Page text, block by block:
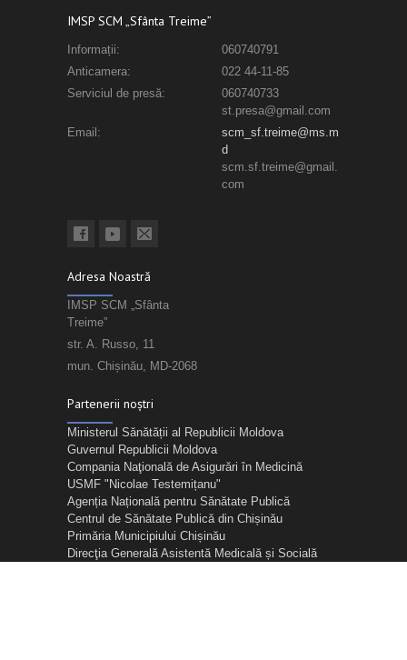
IMSP SCM „Sfânta Treime”
Informații:
060740791
Anticamera:
022 44-11-85
Serviciul de presă:
060740733
st.presa@gmail.com
Email:
scm_sf.treime@ms.m
d
scm.sf.treime@gmail.
com
Adresa Noastră
IMSP SCM „Sfânta
Treime”
str. A. Russo, 11
mun. Chișinău, MD-2068
Partenerii noștri
Ministerul Sănătății al Republicii Moldova
Guvernul Republicii Moldova
Compania Naţională de Asigurări în Medicină
USMF "Nicolae Testemițanu"
Agenția Națională pentru Sănătate Publică
Centrul de Sănătate Publică din Chișinău
Primăria Municipiului Chișinău
Direcţia Generală Asistentă Medicală și Socială